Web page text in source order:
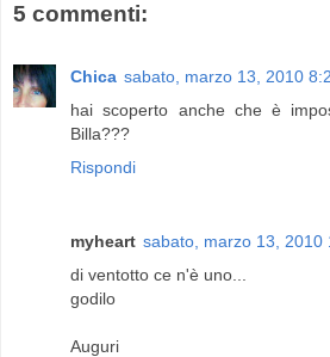
5 commenti:
Chica sabato, marzo 13, 2010
hai scoperto anche che è
Billa???
Rispondi
myheart sabato, marzo 13, 2010
di ventotto ce n'è uno...
godilo
Auguri